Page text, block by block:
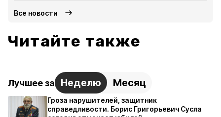
Все новости
Читайте также
Лучшее за Неделю Месяц
Гроза нарушителей, защитник
справедливости. Борис Григорьевич Сусла